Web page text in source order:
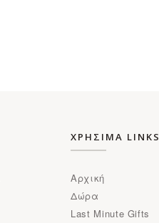
ΧΡΗΣΙΜΑ LINKS
Αρχική
Δώρα
Last Minute Gifts